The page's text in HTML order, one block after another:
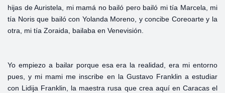
hijas de Auristela, mi mamá no bailó pero bailó mi tía Marcela, mi
tía Noris que bailó con Yolanda Moreno, y concibe Coreoarte y la
otra, mi tía Zoraida, bailaba en Venevisión.
Yo empiezo a bailar porque esa era la realidad, era mi entorno
pues, y mi mami me inscribe en la Gustavo Franklin a estudiar
con Lidija Franklin, la maestra rusa que crea aquí en Caracas el